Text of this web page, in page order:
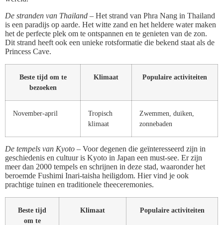
De stranden van Thailand – Het strand van Phra Nang in Thailand
is een paradijs op aarde. Het witte zand en het heldere water maken
het de perfecte plek om te ontspannen en te genieten van de zon.
Dit strand heeft ook een unieke rotsformatie die bekend staat als de
Princess Cave.
Beste tijd om te
bezoeken
Klimaat Populaire activiteiten
November-april
Tropisch
klimaat
Zwemmen, duiken,
zonnebaden
De tempels van Kyoto – Voor degenen die geïnteresseerd zijn in
geschiedenis en cultuur is Kyoto in Japan een must-see. Er zijn
meer dan 2000 tempels en schrijnen in deze stad, waaronder het
beroemde Fushimi Inari-taisha heiligdom. Hier vind je ook
prachtige tuinen en traditionele theeceremonies.
Beste tijd
om te
Klimaat Populaire activiteiten